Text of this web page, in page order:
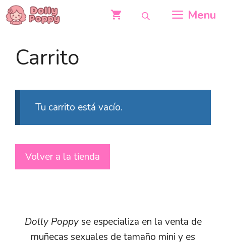
Saltar
al
Menu
Carrito
Tu carrito está vacío.
Volver a la tienda
Dolly Poppyse especializa en la venta de
muñecas sexuales de tamaño mini y es